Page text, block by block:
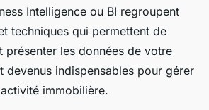
Intelligence ou BI regroupent
techniques qui permettent de
présenter les données de votre
devenus indispensables pour gérer
immobilière.